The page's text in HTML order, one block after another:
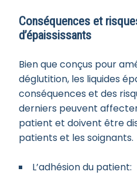
Conséquences et
d’épaississants
Bien que conçus pour
déglutition, les liquides
conséquences et des
derniers peuvent
patient et doivent être
patients et les soignants.
L’adhésion du patient: